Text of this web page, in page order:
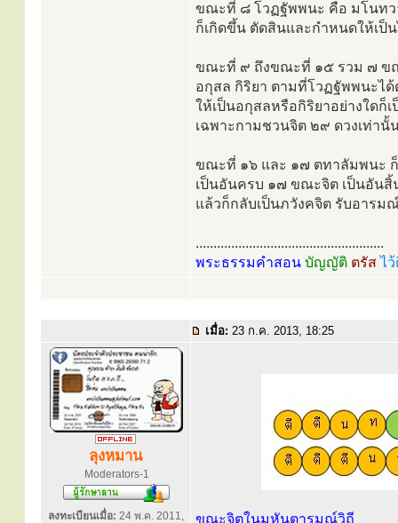
ขณะที่ ๘ โวฏฐัพพนะ คือ มโนท
ก็เกิดขึ้น ตัดสินและกำหนดให้เป็
ขณะที่ ๙ ถึงขณะที่ ๑๕ รวม ๗ ข
อกุสล กิริยา ตามที่โวฏฐัพพนะไ
ให้เป็นอกุสลหรือกิริยาอย่างใดก็
เฉพาะกามชวนจิต ๒๙ ดวงเท่านั้
ขณะที่ ๑๖ และ ๑๗ ตทาลัมพนะ
เป็นอันครบ ๑๗ ขณะจิต เป็นอัน
แล้วก็กลับเป็นภวังคจิต รับอารม
.....................................................
พระธรรมคำสอน บัญญัติ ตรัสไ
เมื่อ: 23 ก.ค. 2013, 18:25
ลุงหมาน
Moderators-1
ลงทะเบียนเมื่อ: 24 พ.ค. 2011, ขณะจิตในมหันตารมณ์วิถี